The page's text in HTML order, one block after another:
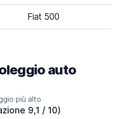
Fiat 500
auto
più alto
9,1 / 10)